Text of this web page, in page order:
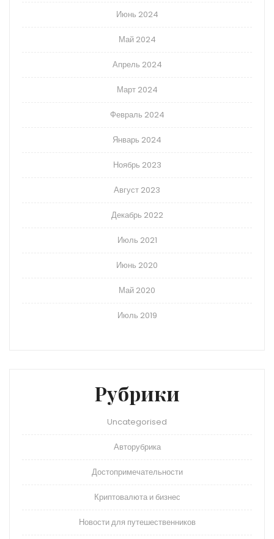
Июнь 2024
Май 2024
Апрель 2024
Март 2024
Февраль 2024
Январь 2024
Ноябрь 2023
Август 2023
Декабрь 2022
Июль 2021
Июнь 2020
Май 2020
Июль 2019
Рубрики
Uncategorised
Авторубрика
Достопримечательности
Криптовалюта и бизнес
Новости для путешественников